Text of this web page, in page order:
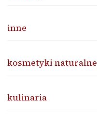
inne
kosmetyki naturalne
kulinaria